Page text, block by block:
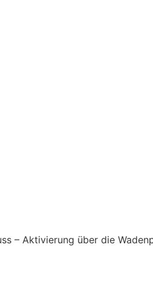
– Aktivierung über die